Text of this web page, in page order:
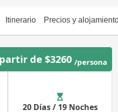
Itinerario Precios y
de $3260 /persona
20 Días / 19 Noches